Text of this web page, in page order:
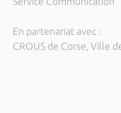
En partenariat avec :
CROUS de Corse, Ville